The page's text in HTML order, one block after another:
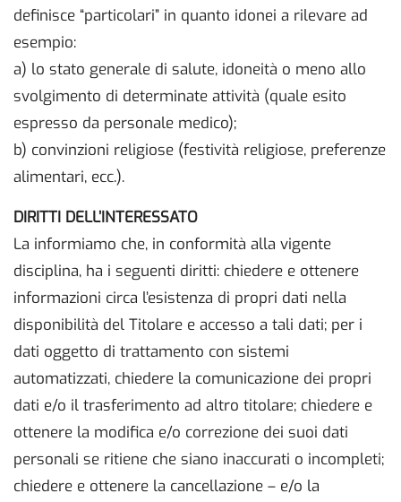
definisce “particolari” in quanto idonei a rilevare ad
esempio:
a) lo stato generale di salute, idoneità o meno allo
svolgimento di determinate attività (quale esito
espresso da personale medico);
b) convinzioni religiose (festività religiose, preferenze
alimentari, ecc.).
DIRITTI DELL’INTERESSATO
La informiamo che, in conformità alla vigente
disciplina, ha i seguenti diritti: chiedere e ottenere
informazioni circa l’esistenza di propri dati nella
disponibilità del Titolare e accesso a tali dati; per i
dati oggetto di trattamento con sistemi
automatizzati, chiedere la comunicazione dei propri
dati e/o il trasferimento ad altro titolare; chiedere e
ottenere la modifica e/o correzione dei suoi dati
personali se ritiene che siano inaccurati o incompleti;
chiedere e ottenere la cancellazione – e/o la